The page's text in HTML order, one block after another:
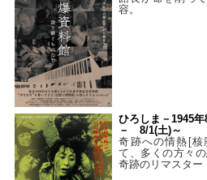
容。
ひろしま－1945
－ 8/1(土)～
奇跡への情熱[核
て、多くの方々
奇跡のリマスター